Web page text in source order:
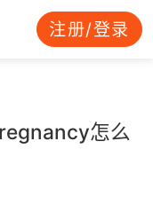
注册/登录
怎么